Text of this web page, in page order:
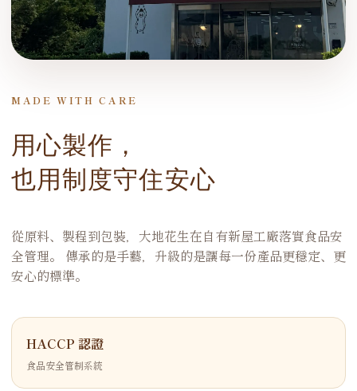
MADE WITH CARE
用心製作，
也用制度守住安心
從原料、製程到包裝，大地花生在自有新屋工廠落實食品安
全管理。 傳承的是手藝，升級的是讓每一份產品更穩定、更
安心的標準。
HACCP 認證
食品安全管制系統